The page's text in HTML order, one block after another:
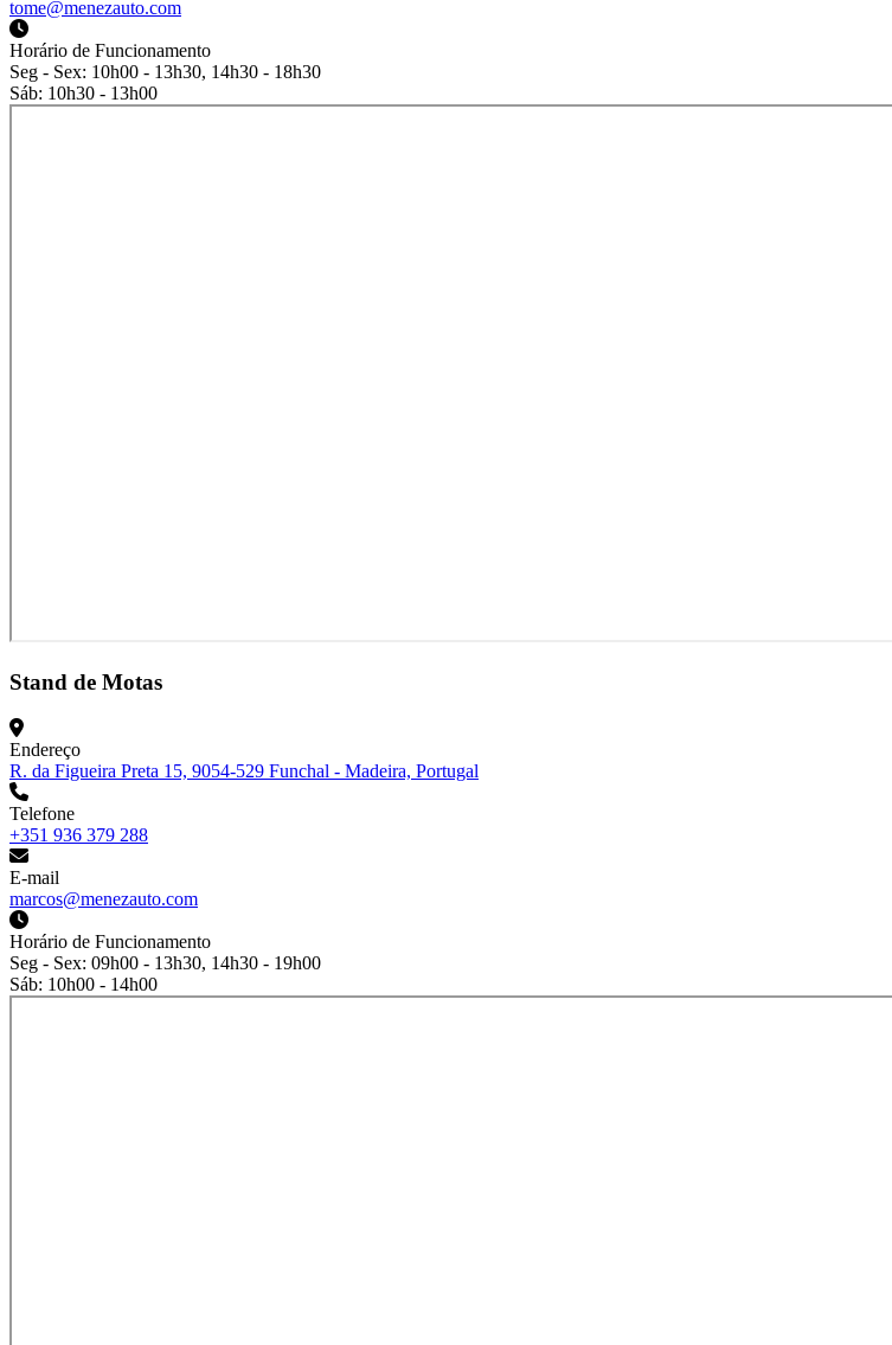
tome@menezauto.com
Horário de Funcionamento
Seg - Sex: 10h00 - 13h30, 14h30 - 18h30
Sáb: 10h30 - 13h00
Stand de Motas
Endereço
R. da Figueira Preta 15, 9054-529 Funchal - Madeira, Portugal
Telefone
+351 936 379 288
E-mail
marcos@menezauto.com
Horário de Funcionamento
Seg - Sex: 09h00 - 13h30, 14h30 - 19h00
Sáb: 10h00 - 14h00